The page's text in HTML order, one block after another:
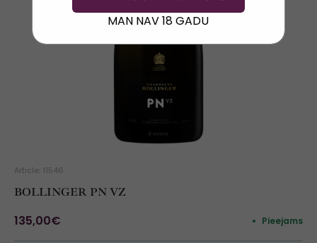
MAN NAV 18 GADU
Article: 11546
BOLLINGER PN VZ
135,00€ Pieejams